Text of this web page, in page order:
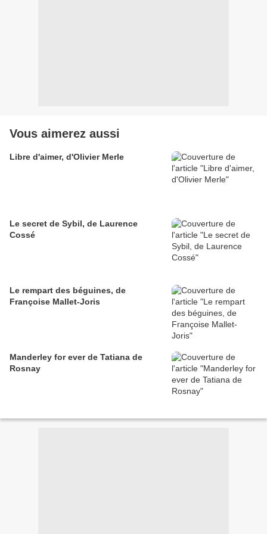
Vous aimerez aussi
Libre d'aimer, d'Olivier Merle
Le secret de Sybil, de Laurence
Cossé
Le rempart des béguines, de
Françoise Mallet-Joris
Manderley for ever de Tatiana de
Rosnay